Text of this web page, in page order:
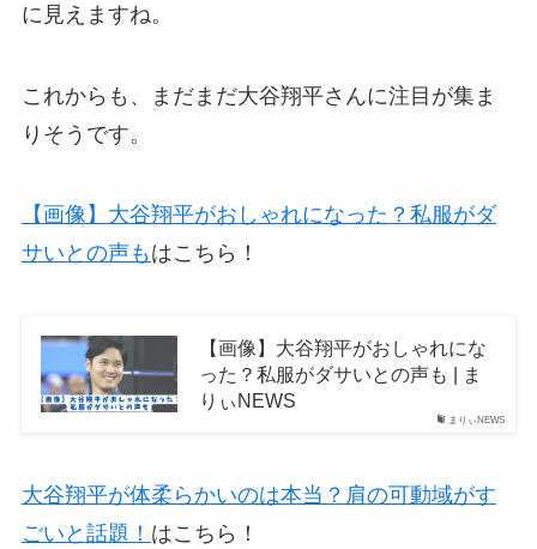
に見えますね。
これからも、まだまだ大谷翔平さんに注目が集ま
りそうです。
【画像】大谷翔平がおしゃれになった？私服がダ
サいとの声も はこちら！
まりぃNEWS
【画像】大谷翔平がおしゃれにな
った？私服がダサいとの声も | ま
りぃNEWS
大谷翔平が体柔らかいのは本当？肩の可動域がす
ごいと話題！ はこちら！